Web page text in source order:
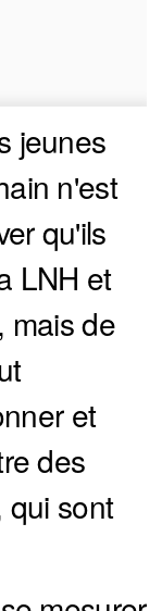
jeunes
n'est
qu'ils
LNH et
mais de
et
des
qui sont